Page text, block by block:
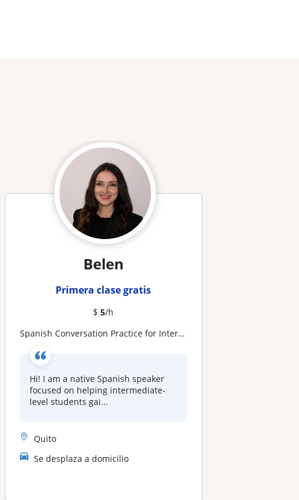
Belen
Primera clase gratis
$5/h
Spanish Conversation Practice for Intermediate Level / Práctica de conversación en español para nivel intermedio
Hi! I am a native Spanish speaker
focused on helping intermediate-
level students gai...
Quito
Se desplaza a domicilio